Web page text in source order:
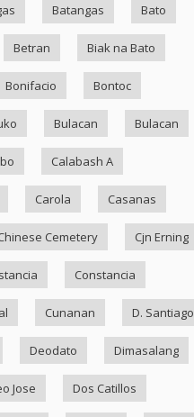
Batangas Bato
Betran Biak na Bato
Bonifacio Bontoc
Bulacan Bulacan
Calabash A
Carola Casanas
Cemetery Cjn Erning
Constancia
Cunanan D. Santiago
Deodato Dimasalang
Jose Dos Catillos